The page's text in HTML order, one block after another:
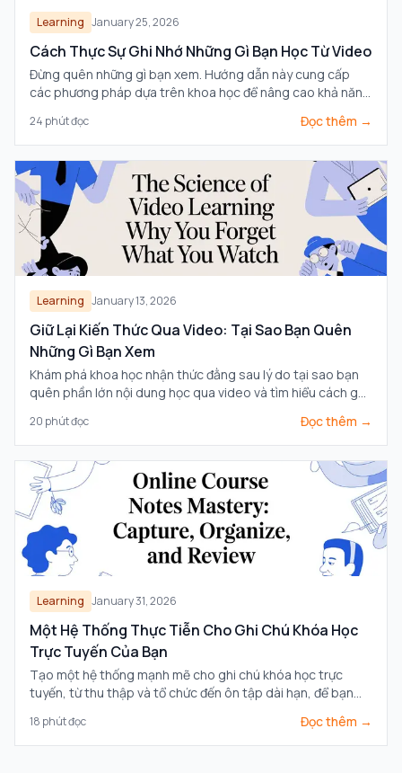
Learning January 25, 2026
Cách Thực Sự Ghi Nhớ Những Gì Bạn Học Từ Video
Đừng quên những gì bạn xem. Hướng dẫn này cung cấp
các phương pháp dựa trên khoa học để nâng cao khả năng
tưởng chủ động và ghi chú thông minh hơn.
24 phút đọc Đọc thêm →
Learning January 13, 2026
Giữ Lại Kiến Thức Qua Video: Tại Sao Bạn Quên
Những Gì Bạn Xem
Khám phá khoa học nhận thức đằng sau lý do tại sao bạn
quên phần lớn nội dung học qua video và tìm hiểu cách ghi
nhớ của bạn.
20 phút đọc Đọc thêm →
Learning January 31, 2026
Một Hệ Thống Thực Tiễn Cho Ghi Chú Khóa Học
Trực Tuyến Của Bạn
Tạo một hệ thống mạnh mẽ cho ghi chú khóa học trực
tuyến, từ thu thập và tổ chức đến ôn tập dài hạn, để bạn
18 phút đọc Đọc thêm →